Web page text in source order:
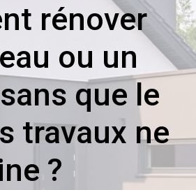
rénover
ou un
que le
travaux ne
?